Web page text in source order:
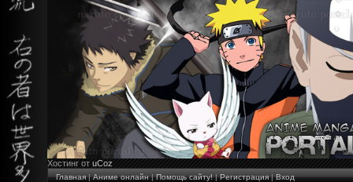
Хостинг от uCoz
Главная|Аниме онлайн|Помощь сайту!|Регистрация|Вход